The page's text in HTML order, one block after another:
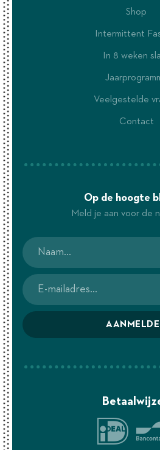
Shop
Intermittent
In 8 weken
Veelgestelde
Contact
Op de hoogte
Meld je aan voor de